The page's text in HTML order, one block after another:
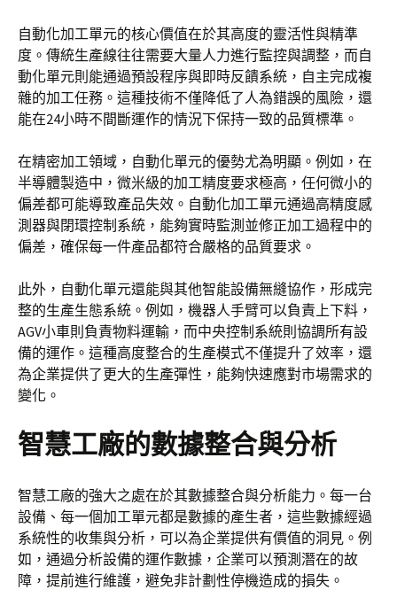
自動化加工單元的核心價值在於其高度的靈活性與精準
度。傳統生產線往往需要大量人力進行監控與調整，而自
動化單元則能通過預設程序與即時反饋系統，自主完成複
雜的加工任務。這種技術不僅降低了人為錯誤的風險，還
能在24小時不間斷運作的情況下保持一致的品質標準。
在精密加工領域，自動化單元的優勢尤為明顯。例如，在
半導體製造中，微米級的加工精度要求極高，任何微小的
偏差都可能導致產品失效。自動化加工單元通過高精度感
測器與閉環控制系統，能夠實時監測並修正加工過程中的
偏差，確保每一件產品都符合嚴格的品質要求。
此外，自動化單元還能與其他智能設備無縫協作，形成完
整的生產生態系統。例如，機器人手臂可以負責上下料，
AGV小車則負責物料運輸，而中央控制系統則協調所有設
備的運作。這種高度整合的生產模式不僅提升了效率，還
為企業提供了更大的生產彈性，能夠快速應對市場需求的
變化。
智慧工廠的數據整合與分析
智慧工廠的強大之處在於其數據整合與分析能力。每一台
設備、每一個加工單元都是數據的產生者，這些數據經過
系統性的收集與分析，可以為企業提供有價值的洞見。例
如，通過分析設備的運作數據，企業可以預測潛在的故
障，提前進行維護，避免非計劃性停機造成的損失。